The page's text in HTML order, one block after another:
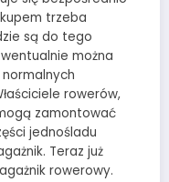
trzeba
są do tego
można
rowerów,
zamontować
jednośladu
Teraz już
rowerowy.